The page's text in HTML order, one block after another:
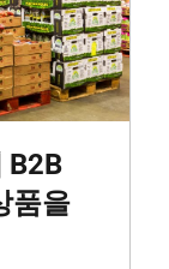
B2B
품을